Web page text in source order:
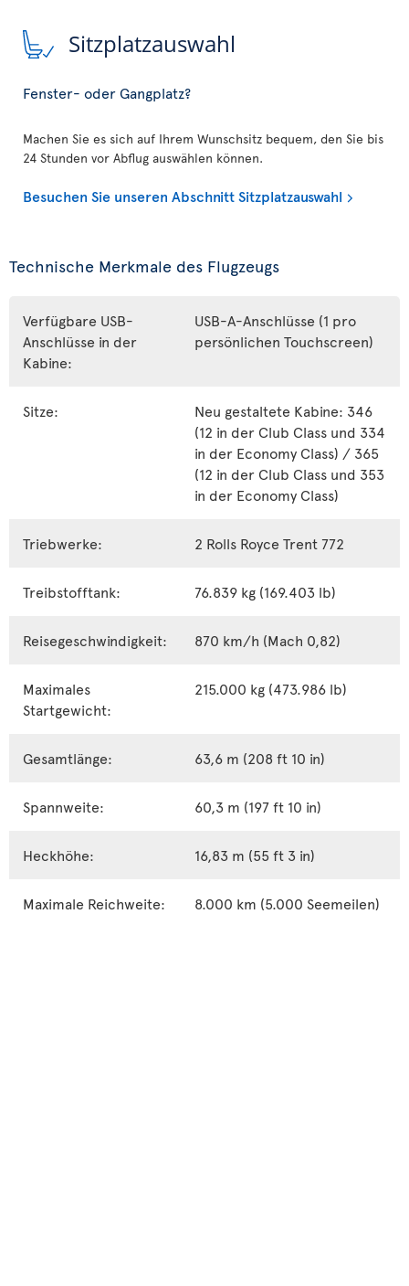
Sitzplatzauswahl
Fenster- oder Gangplatz?
Machen Sie es sich auf Ihrem Wunschsitz bequem, den Sie bis
24 Stunden vor Abflug auswählen können.
Besuchen Sie unseren Abschnitt Sitzplatzauswahl
Technische Merkmale des Flugzeugs
Verfügbare USB-
Anschlüsse in der
Kabine:
USB-A-Anschlüsse (1 pro
persönlichen Touchscreen)
Sitze:
Neu gestaltete Kabine: 346
(12 in der Club Class und 334
in der Economy Class) / 365
(12 in der Club Class und 353
in der Economy Class)
Triebwerke: 2 Rolls Royce Trent 772
Treibstofftank: 76.839 kg (169.403 lb)
Reisegeschwindigkeit: 870 km/h (Mach 0,82)
Maximales
Startgewicht:
215.000 kg (473.986 lb)
Gesamtlänge: 63,6 m (208 ft 10 in)
Spannweite: 60,3 m (197 ft 10 in)
Heckhöhe: 16,83 m (55 ft 3 in)
Maximale Reichweite: 8.000 km (5.000 Seemeilen)